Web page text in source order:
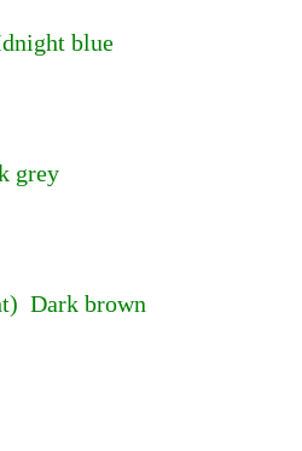
blue
grey
Dark brown